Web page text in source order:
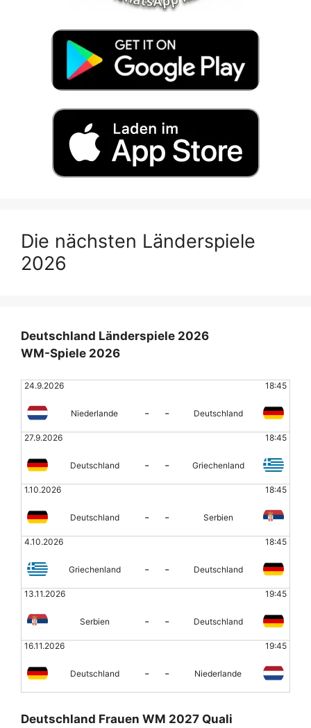
Die nächsten Länderspiele
2026
Deutschland Länderspiele 2026
WM-Spiele 2026
24.9.2026 18:45
Niederlande - - Deutschland
27.9.2026 18:45
Deutschland - - Griechenland
1.10.2026 18:45
Deutschland - - Serbien
4.10.2026 18:45
Griechenland - - Deutschland
13.11.2026 19:45
Serbien - - Deutschland
16.11.2026 19:45
Deutschland - - Niederlande
Deutschland Frauen WM 2027 Quali